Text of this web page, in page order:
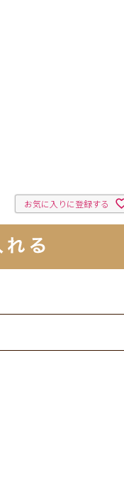
お気に入りに登録する